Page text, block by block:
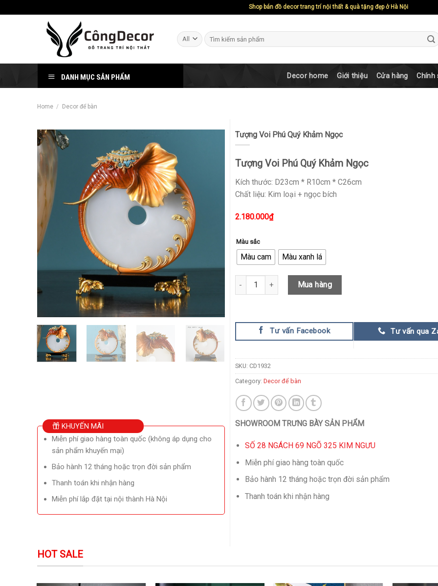
Shop bán đồ decor trang trí nội thất & quà tặng đẹp ở Hà Nội
Search
for:
DANH MỤC SẢN PHẨM Decor home Giới thiệu Cửa hàng Chính
Home / Decor để bàn
KHUYẾN MÃI
Miễn phí giao hàng toàn quốc (không áp dụng cho
sản phẩm khuyến mại)
Bảo hành 12 tháng hoặc trọn đời sản phẩm
Thanh toán khi nhận hàng
Miễn phí lắp đặt tại nội thành Hà Nội
Tượng Voi Phú Quý Khảm Ngọc
Tượng Voi Phú Quý Khảm Ngọc
Kích thước: D23cm * R10cm * C26cm
Chất liệu: Kim loại + ngọc bích
2.180.000₫
Màu sắc
Màu cam Màu xanh lá
Tượng Voi Phú Quý Khảm Ngọc quantity
Mua hàng
Tư vấn Facebook Tư vấn qua
SKU: CD1932
Category: Decor để bàn
SHOWROOM TRƯNG BÀY SẢN PHẨM
SỐ 28 NGÁCH 69 NGÕ 325 KIM NGƯU
Miễn phí giao hàng toàn quốc
Bảo hành 12 tháng hoặc trọn đời sản phẩm
Thanh toán khi nhận hàng
HOT SALE